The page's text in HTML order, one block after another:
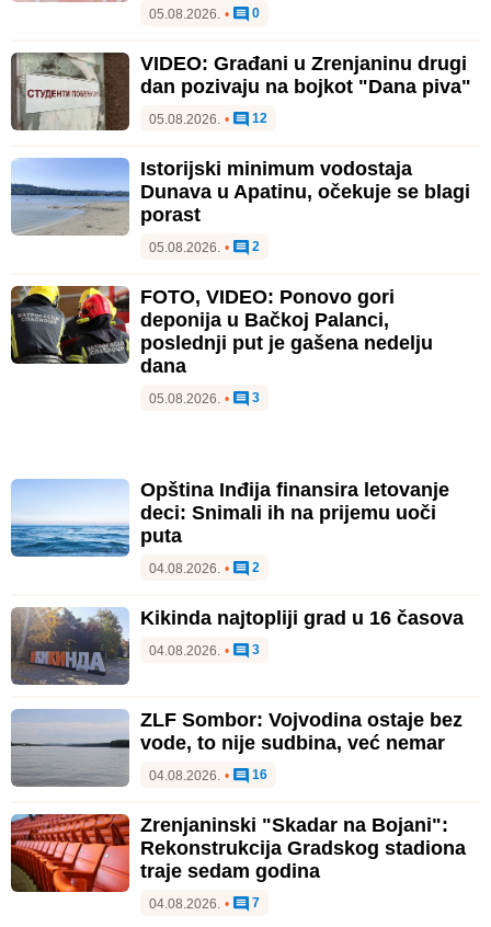
05.08.2026. • 0
VIDEO: Građani u Zrenjaninu drugi
dan pozivaju na bojkot "Dana piva"
05.08.2026. • 12
Istorijski minimum vodostaja
Dunava u Apatinu, očekuje se blagi
porast
05.08.2026. • 2
FOTO, VIDEO: Ponovo gori
deponija u Bačkoj Palanci,
poslednji put je gašena nedelju
dana
05.08.2026. • 3
Opština Inđija finansira letovanje
deci: Snimali ih na prijemu uoči
puta
04.08.2026. • 2
Kikinda najtopliji grad u 16 časova
04.08.2026. • 3
ZLF Sombor: Vojvodina ostaje bez
vode, to nije sudbina, već nemar
04.08.2026. • 16
Zrenjaninski "Skadar na Bojani":
Rekonstrukcija Gradskog stadiona
traje sedam godina
04.08.2026. • 7